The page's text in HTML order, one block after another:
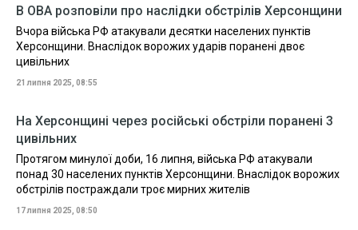
В ОВА розповіли про наслідки обстрілів Херсонщини
Вчора війська РФ атакували десятки населених пунктів
Херсонщини. Внаслідок ворожих ударів поранені двоє
цивільних
21 липня 2025, 08:55
На Херсонщині через російські обстріли поранені 3
цивільних
Протягом минулої доби, 16 липня, війська РФ атакували
понад 30 населених пунктів Херсонщини. Внаслідок ворожих
обстрілів постраждали троє мирних жителів
17 липня 2025, 08:50